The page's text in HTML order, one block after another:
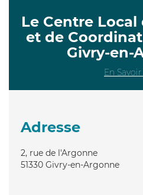
Le Centre
et de
Givry-en-
En
Adresse
2, rue de l'Argonne
51330 Givry-en-Argonne